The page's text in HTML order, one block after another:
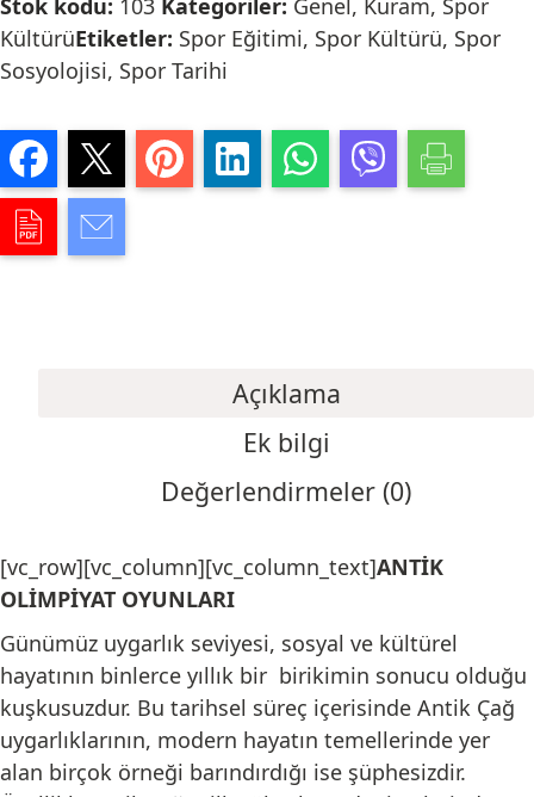
Stok kodu: 103 Kategoriler: Genel, Kuram, Spor
KültürüEtiketler: Spor Eğitimi, Spor Kültürü, Spor
Sosyolojisi, Spor Tarihi
Açıklama
Ek bilgi
Değerlendirmeler (0)
[vc_row][vc_column][vc_column_text]ANTİK
OLİMPİYAT OYUNLARI
Günümüz uygarlık seviyesi, sosyal ve kültürel
hayatının binlerce yıllık bir birikimin sonucu olduğu
kuşkusuzdur. Bu tarihsel süreç içerisinde Antik Çağ
uygarlıklarının, modern hayatın temellerinde yer
alan birçok örneği barındırdığı ise şüphesizdir.